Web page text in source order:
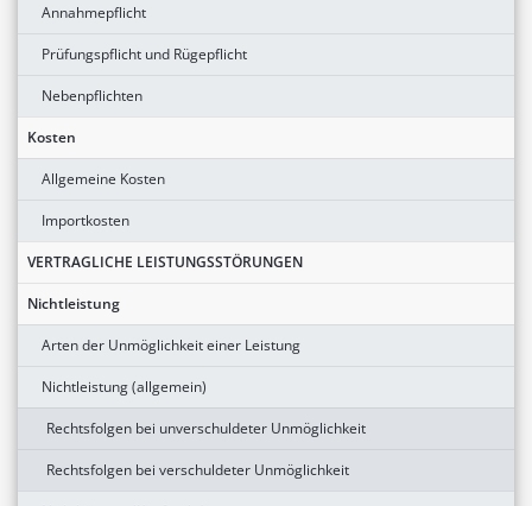
Annahmepflicht
Prüfungspflicht und Rügepflicht
Nebenpflichten
Kosten
Allgemeine Kosten
Importkosten
VERTRAGLICHE LEISTUNGSSTÖRUNGEN
Nichtleistung
Arten der Unmöglichkeit einer Leistung
Nichtleistung (allgemein)
Rechtsfolgen bei unverschuldeter Unmöglichkeit
Rechtsfolgen bei verschuldeter Unmöglichkeit